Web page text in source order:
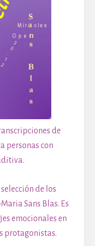
de
personas con
de los
Sans Blas. Es
emocionales en
protagonistas.